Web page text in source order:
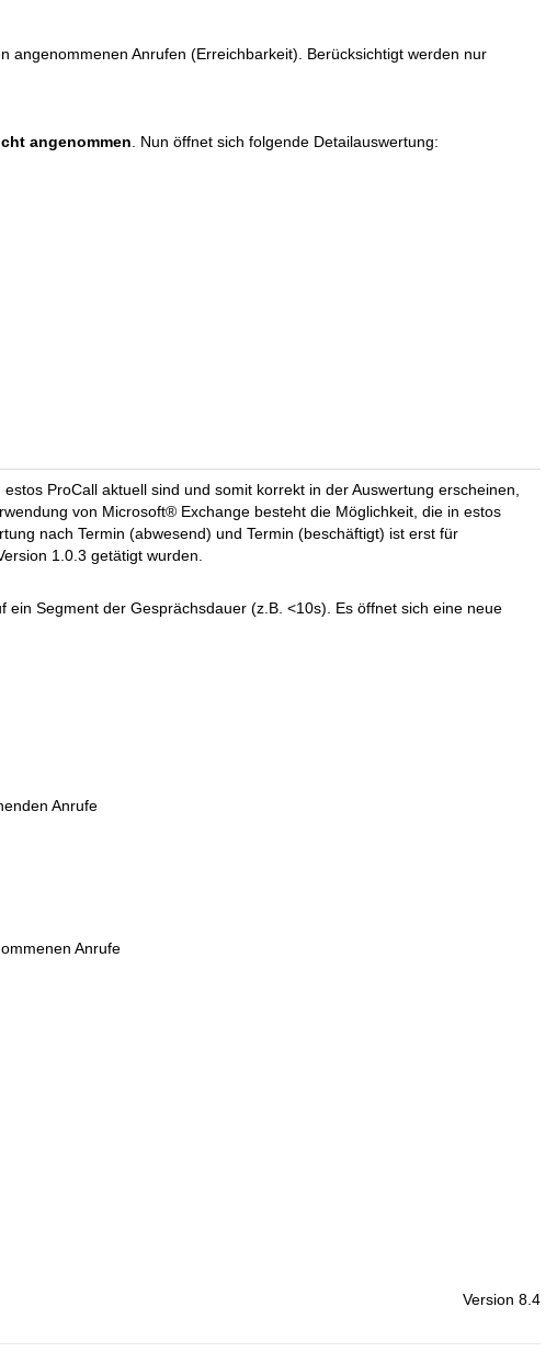
angenommenen Anrufen (Erreichbarkeit). Berücksichtigt werden nur
angenommen . Nun öffnet sich folgende Detailauswertung:
ProCall aktuell sind und somit korrekt in der Auswertung erscheinen,
von Microsoft® Exchange besteht die Möglichkeit, die in estos
nach Termin (abwesend) und Termin (beschäftigt) ist erst für
1.0.3 getätigt wurden.
ein Segment der Gesprächsdauer (z.B. <10s). Es öffnet sich eine neue
Anrufe
Anrufe
Version 8.4